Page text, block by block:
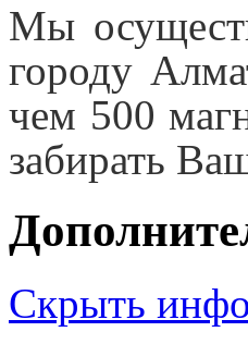
Мы
городу
чем 500
забирать
Скрыть